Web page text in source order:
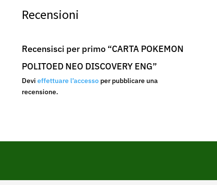
Recensioni
Recensisci per primo “CARTA POKEMON
POLITOED NEO DISCOVERY ENG”
Devi effettuare l’accessoper pubblicare una
recensione.